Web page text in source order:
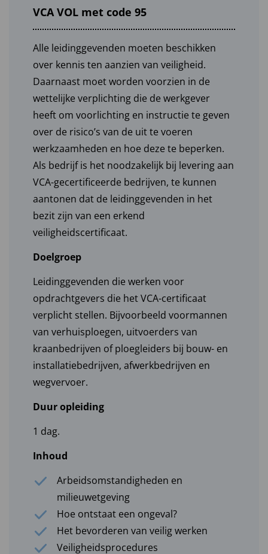
VCA VOL met code 95
Alle leidinggevenden moeten beschikken
over kennis ten aanzien van veiligheid.
Daarnaast moet worden voorzien in de
wettelijke verplichting die de werkgever
heeft om voorlichting en instructie te geven
over de risico’s van de uit te voeren
werkzaamheden en hoe deze te beperken.
Als bedrijf is het noodzakelijk bij levering aan
VCA-gecertificeerde bedrijven, te kunnen
aantonen dat de leidinggevenden in het
bezit zijn van een erkend
veiligheidscertificaat.
Doelgroep
Leidinggevenden die werken voor
opdrachtgevers die het VCA-certificaat
verplicht stellen. Bijvoorbeeld voormannen
van verhuisploegen, uitvoerders van
kraanbedrijven of ploegleiders bij bouw- en
installatiebedrijven, afwerkbedrijven en
wegvervoer.
Duur opleiding
1 dag.
Inhoud
Arbeidsomstandigheden en
milieuwetgeving
Hoe ontstaat een ongeval?
Het bevorderen van veilig werken
Veiligheidsprocedures